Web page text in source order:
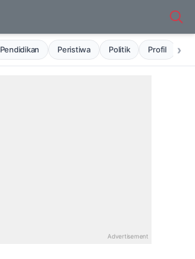
Pendidikan Peristiwa Politik Profil ›